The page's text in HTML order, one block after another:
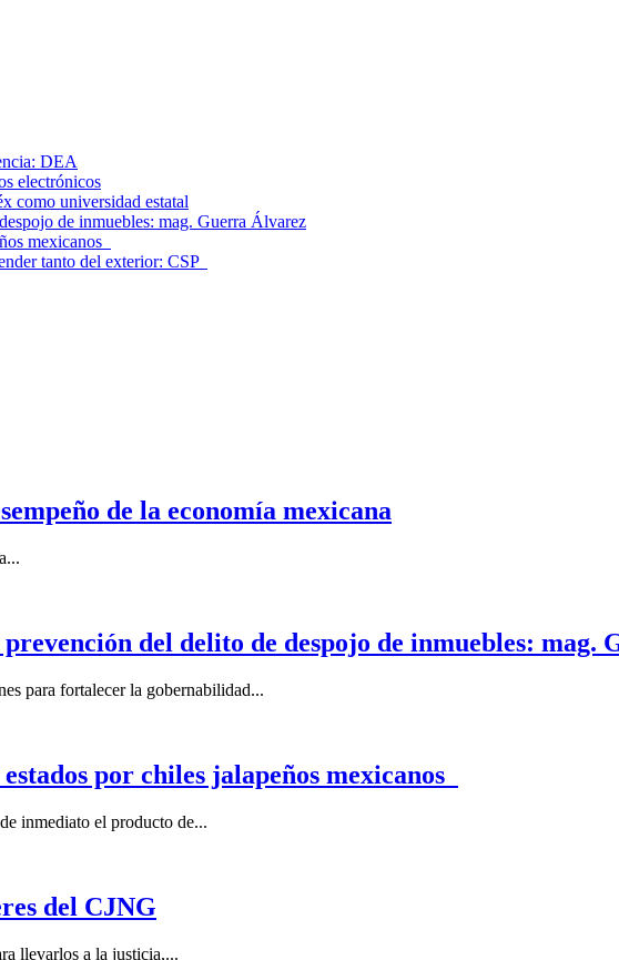
DEA
electrónicos
como universidad estatal
de inmuebles: mag. Guerra Álvarez
mexicanos
tanto del exterior: CSP
de la economía mexicana
del delito de despojo de inmuebles: mag.
para fortalecer la gobernabilidad...
por chiles jalapeños mexicanos
inmediato el producto de...
del CJNG
llevarlos a la justicia,...